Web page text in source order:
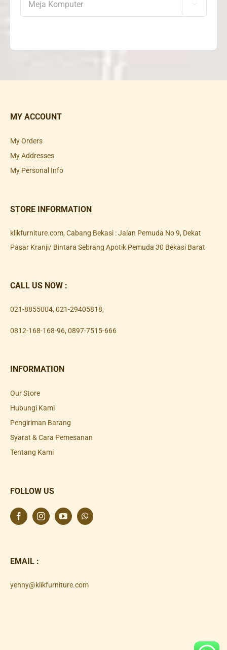

MY ACCOUNT
My Orders
My Addresses
My Personal Info
STORE INFORMATION
klikfurniture.com, Cabang Bekasi : Jalan Pemuda No 9, Dekat
Pasar Kranji/ Bintara Sebrang Apotik Pemuda 30 Bekasi Barat
CALL US NOW :
021-8855004, 021-29405818,
0812-168-168-96, 0897-7515-666
INFORMATION
Our Store
Hubungi Kami
Pengiriman Barang
Syarat & Cara Pemesanan
Tentang Kami
FOLLOW US
EMAIL :
yenny@klikfurniture.com